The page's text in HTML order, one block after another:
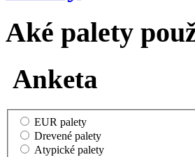
Aké palety
Anketa
EUR palety
Drevené palety
Atypické palety